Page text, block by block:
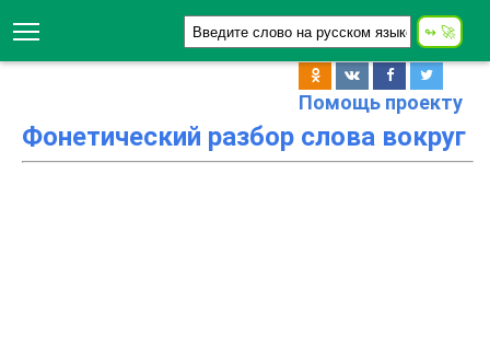
Помощь проекту
Фонетический разбор слова вокруг